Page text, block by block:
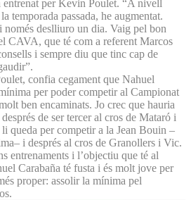
entrenat per Kevin Poulet. “A nivell
temporada passada, he augmentat.
només deslliuro un dia. Vaig pel bon
CAVA, que té com a referent Marcos
i sempre diu que tinc cap de
confia cegament que Nahuel
per poder competir al Campionat
ben encaminats. Jo crec que hauria
de ser tercer al cros de Mataró i
queda per competir a la Jean Bouin –
i després al cros de Granollers i Vic.
entrenaments i l’objectiu que té al
Carabaña té fusta i és molt jove per
proper: assolir la mínima pel